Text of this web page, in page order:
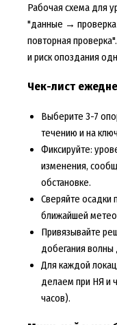
Рабочая схема для
"данные →
повторная
и риск опоздания
Чек-лист
Выберите 3-7
течению и на
Фиксируйте:
изменения,
обстановке.
Сверяйте осадки
ближайшей
Привязывайте
добегания
Для каждой
делаем при НЯ и
часов).